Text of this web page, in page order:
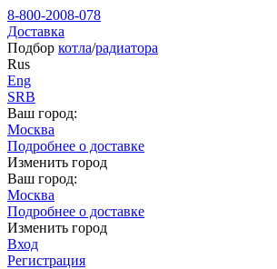
8-800-2008-078
Доставка
Подбор котла/радиатора
Rus
Eng
SRB
Ваш город:
Москва
Подробнее о доставке
Изменить город
Ваш город:
Москва
Подробнее о доставке
Изменить город
Вход
Регистрация